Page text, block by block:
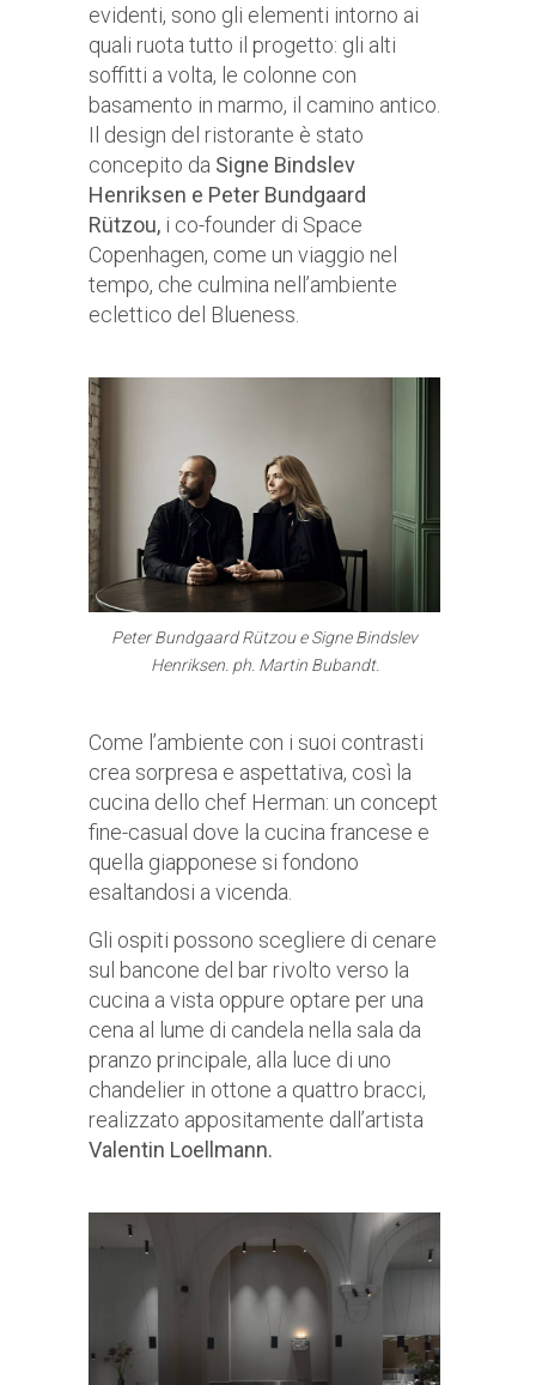
evidenti, sono gli elementi intorno ai
quali ruota tutto il progetto: gli alti
soffitti a volta, le colonne con
basamento in marmo, il camino antico.
Il design del ristorante è stato
concepito da Signe Bindslev
Henriksen e Peter Bundgaard
Rützou, i co-founder di Space
Copenhagen, come un viaggio nel
tempo, che culmina nell’ambiente
eclettico del Blueness.
Peter Bundgaard Rützou e Signe Bindslev
Henriksen. ph. Martin Bubandt.
Come l’ambiente con i suoi contrasti
crea sorpresa e aspettativa, così la
cucina dello chef Herman: un concept
fine-casual dove la cucina francese e
quella giapponese si fondono
esaltandosi a vicenda.
Gli ospiti possono scegliere di cenare
sul bancone del bar rivolto verso la
cucina a vista oppure optare per una
cena al lume di candela nella sala da
pranzo principale, alla luce di uno
chandelier in ottone a quattro bracci,
realizzato appositamente dall’artista
Valentin Loellmann.